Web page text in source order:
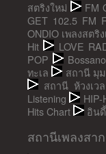
สตริงใหม่
FM
GET 102.5 FM
ONDIO เพลงสตริง
Hit
LOVE
POP
ทะเล
สถานี มุ
สถานี ห้วงเว
Listening
HIP-
Hits Chart
อิน
สถานีเพลงสา